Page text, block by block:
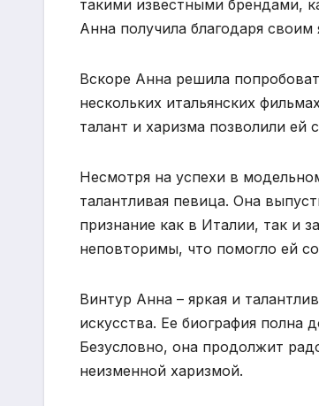
такими известными брендами,
Анна получила благодаря
Вскоре Анна решила
нескольких итальянских
талант и харизма позволили
Несмотря на успехи в
талантливая певица. Она
признание как в Италии, так и
неповторимы, что помогло ей
Винтур Анна – яркая и
искусства. Ее биография
Безусловно, она продолжит
неизменной харизмой.